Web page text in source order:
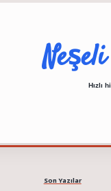
Hızlı
Son Yazılar